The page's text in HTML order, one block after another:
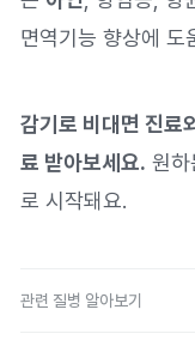
면역기능 향상에 도
감기로 비대면 진료
료 받아보세요. 원
로 시작돼요.
관련 질병 알아보기